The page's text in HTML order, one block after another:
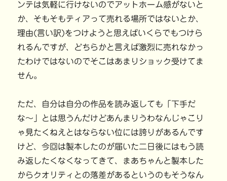
ンテは気軽に行けないのでアットホーム感がないと
か、そもそもティアって売れる場所ではないとか、
理由(言い訳)をつけようと思えばいくらでもつけら
れるんですが、どちらかと言えば激烈に売れなかっ
たわけではないのでそこはあまりショック受けてま
せん。
ただ、自分は自分の作品を読み返しても「下手だ
な〜」とは思うんだけどあんまりうわなんじゃこり
ゃ見たくねえとはならない位には誇りがあるんです
けど、今回は製本したのが届いた二日後にはもう読
み返したくなくなってきて、まあちゃんと製本した
からクオリティとの落差があるというのもそうなん